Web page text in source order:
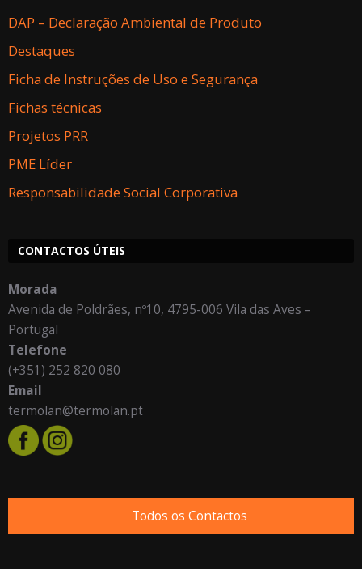
DAP – Declaração Ambiental de Produto
Destaques
Ficha de Instruções de Uso e Segurança
Fichas técnicas
Projetos PRR
PME Líder
Responsabilidade Social Corporativa
CONTACTOS ÚTEIS
Morada
Avenida de Poldrães, nº10, 4795-006 Vila das Aves –
Portugal
Telefone
(+351) 252 820 080
Email
termolan@termolan.pt
Todos os Contactos